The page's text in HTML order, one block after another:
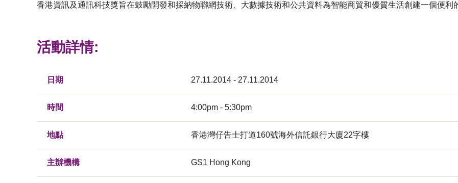
香港資訊及通訊科技獎旨在鼓勵開發和採納物聯網技術、大數據技術和公共資料為智能商貿和優質生活創建一個便利
活動詳情:
日期 27.11.2014 - 27.11.2014
時間 4:00pm - 5:30pm
地點 香港灣仔告士打道160號海外信託銀行大廈22字樓
主辦機構 GS1 Hong Kong